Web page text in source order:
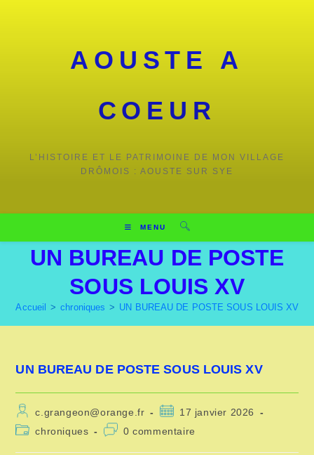
AOUSTE A
COEUR
L’HISTOIRE ET LE PATRIMOINE DE MON VILLAGE
DRÔMOIS : AOUSTE SUR SYE
MENU
UN BUREAU DE POSTE
SOUS LOUIS XV
Accueil > chroniques > UN BUREAU DE POSTE SOUS LOUIS XV
UN BUREAU DE POSTE SOUS LOUIS XV
c.grangeon@orange.fr
17 janvier 2026
chroniques
0 commentaire